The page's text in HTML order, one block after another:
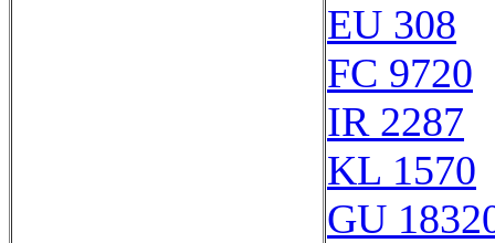
EU 308
FC 9720
IR 2287
KL 1570
GU